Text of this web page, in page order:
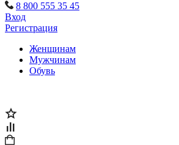
8 800 555 35 45
Вход
Регистрация
Женщинам
Мужчинам
Обувь